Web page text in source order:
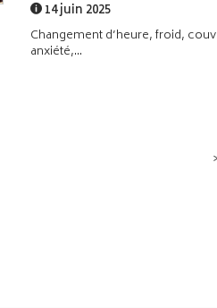
14 juin 2025
Changement d’heure, froid,
anxiété,...